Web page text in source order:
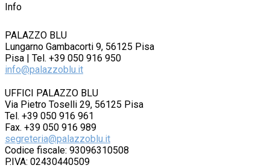
Info
PALAZZO BLU
Lungarno Gambacorti 9, 56125 Pisa
Pisa | Tel. +39 050 916 950
info@palazzoblu.it
UFFICI PALAZZO BLU
Via Pietro Toselli 29, 56125 Pisa
Tel. +39 050 916 961
Fax. +39 050 916 989
segreteria@palazzoblu.it
Codice fiscale: 93096310508
P.IVA: 02430440509